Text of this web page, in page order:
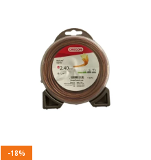
-18%